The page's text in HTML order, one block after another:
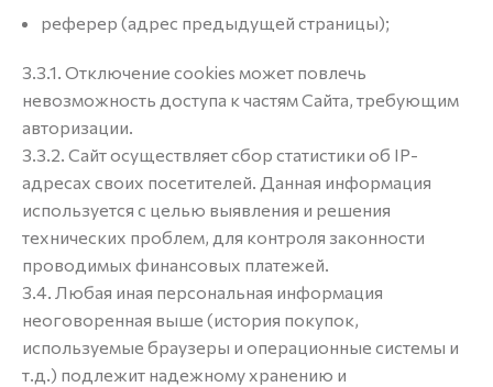
реферер (адрес предыдущей страницы);
3.3.1. Отключение cookies может повлечь
невозможность доступа к частям Сайта, требующим
авторизации.
3.3.2. Сайт осуществляет сбор статистики об IP-
адресах своих посетителей. Данная информация
используется с целью выявления и решения
технических проблем, для контроля законности
проводимых финансовых платежей.
3.4. Любая иная персональная информация
неоговоренная выше (история покупок,
используемые браузеры и операционные системы и
т.д.) подлежит надежному хранению и